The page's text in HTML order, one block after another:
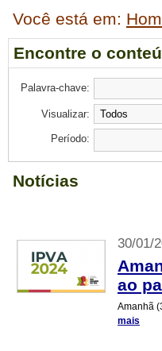
Início
do
conteúdo
Você está em:
Encontre o
Palavra-chave:
Visualizar:
Período:
Notícias
30/01/
ao
Amanhã
mais